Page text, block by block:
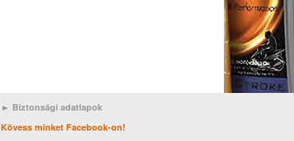
► Biztonsági adatlapok
Kövess minket Facebook-on!